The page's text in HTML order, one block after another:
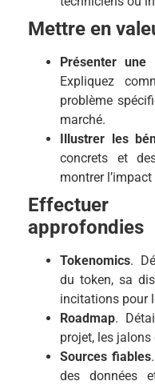
Mettre en
Présenter
Expliquez
problème
marché.
Illustrer les
concrets et
montrer
Effectuer
approfondies
Tokenomics.
du token, sa
incitations pour
Roadmap.
projet, les jalons
Sources fiables
des données